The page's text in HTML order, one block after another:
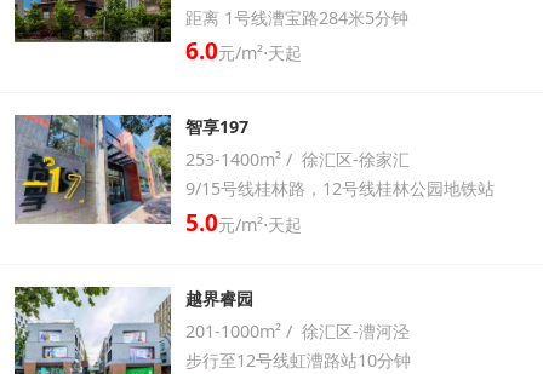
距离 1号线漕宝路284米5分钟
6.0元/m²⋅天起
智享197
253-1400m² / 徐汇区-徐家汇
9/15号线桂林路，12号线桂林公园地铁站
5.0元/m²⋅天起
越界睿园
201-1000m² / 徐汇区-漕河泾
步行至12号线虹漕路站10分钟